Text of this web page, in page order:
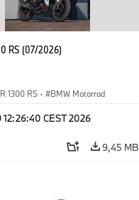
RS (07/2026)
R 1300 RS · BMW Motorrad
CEST 2026
9,45 MB